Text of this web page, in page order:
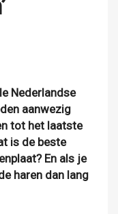
Nederlandse
aanwezig
tot het laatste
is de beste
En als je
haren dan lang